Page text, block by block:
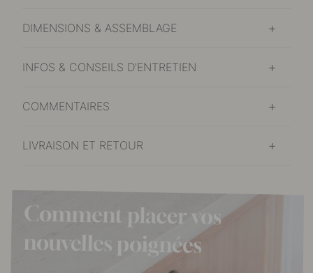
DIMENSIONS & ASSEMBLAGE
INFOS & CONSEILS D'ENTRETIEN
COMMENTAIRES
LIVRAISON ET RETOUR